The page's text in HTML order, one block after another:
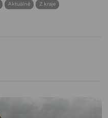
Aktuálně Z kraje